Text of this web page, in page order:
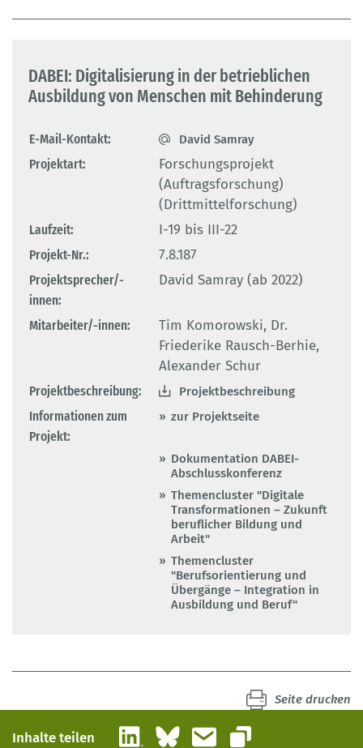
DABEI: Digitalisierung in der betrieblichen
Ausbildung von Menschen mit Behinderung
E-Mail-Kontakt: David Samray
Projektart:
Forschungsprojekt
(Auftragsforschung)
(Drittmittelforschung)
Laufzeit:
I-19 bis III-22
Projekt-Nr.:
7.8.187
Projektsprecher/-
innen:
David Samray (ab 2022)
Mitarbeiter/-innen:
Tim Komorowski, Dr.
Friederike Rausch-Berhie,
Alexander Schur
Projektbeschreibung:
Projektbeschreibung
Informationen zum
Projekt:
zur Projektseite
Dokumentation DABEI-
Abschlusskonferenz
Themencluster "Digitale
Transformationen – Zukunft
beruflicher Bildung und
Arbeit"
Themencluster
"Berufsorientierung und
Übergänge – Integration in
Ausbildung und Beruf"
Seite drucken
Inhalte teilen LinkedInBlueskyE-Mail
Link kopieren